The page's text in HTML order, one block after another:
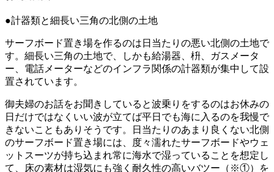
●計器類と細長い三角の北側の土地
サーフボード置き場を作るのは日当たりの悪い北側の土地で
す。細長い三角の土地で、しかも給湯器、枡、ガスメータ
ー、電話メーターなどのインフラ関係の計器類が集中して設
置されています。
御夫婦のお話をお聞きしていると波乗りをするのはお休みの
日だけではなくいい波が立てば平日でも海に入るのを我慢で
きないこともありそうです。日当たりのあまり良くない北側
のサーフボード置き場には、度々濡れたサーフボードやウェ
ットスーツが持ち込まれ常に海水で湿っていることを想定し
て、床の素材は湿気にも強く耐久性の高いバツー（※①）を